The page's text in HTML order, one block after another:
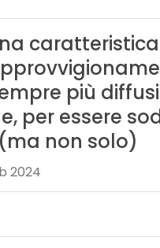
più
per essere
non solo)
2024